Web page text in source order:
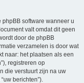
software wanneer u
valt omdat dit geen
door de phpBB
verzamelen is door wat
naar: het plaatsen als een
registreren op
die verstuurt zijn na uw
berichten”).